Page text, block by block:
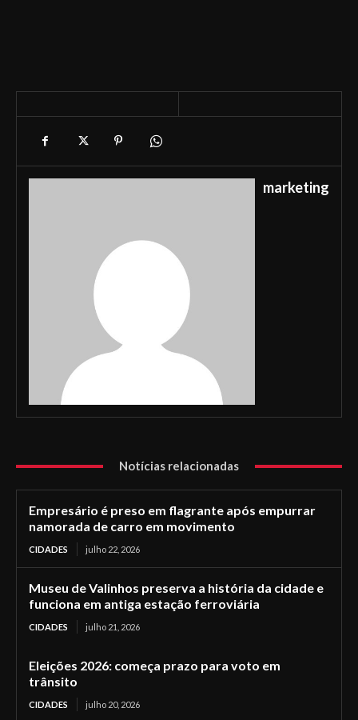
marketing
Notícias relacionadas
Empresário é preso em flagrante após empurrar
namorada de carro em movimento
CIDADES julho 22, 2026
Museu de Valinhos preserva a história da cidade e
funciona em antiga estação ferroviária
CIDADES julho 21, 2026
Eleições 2026: começa prazo para voto em
trânsito
CIDADES julho 20, 2026